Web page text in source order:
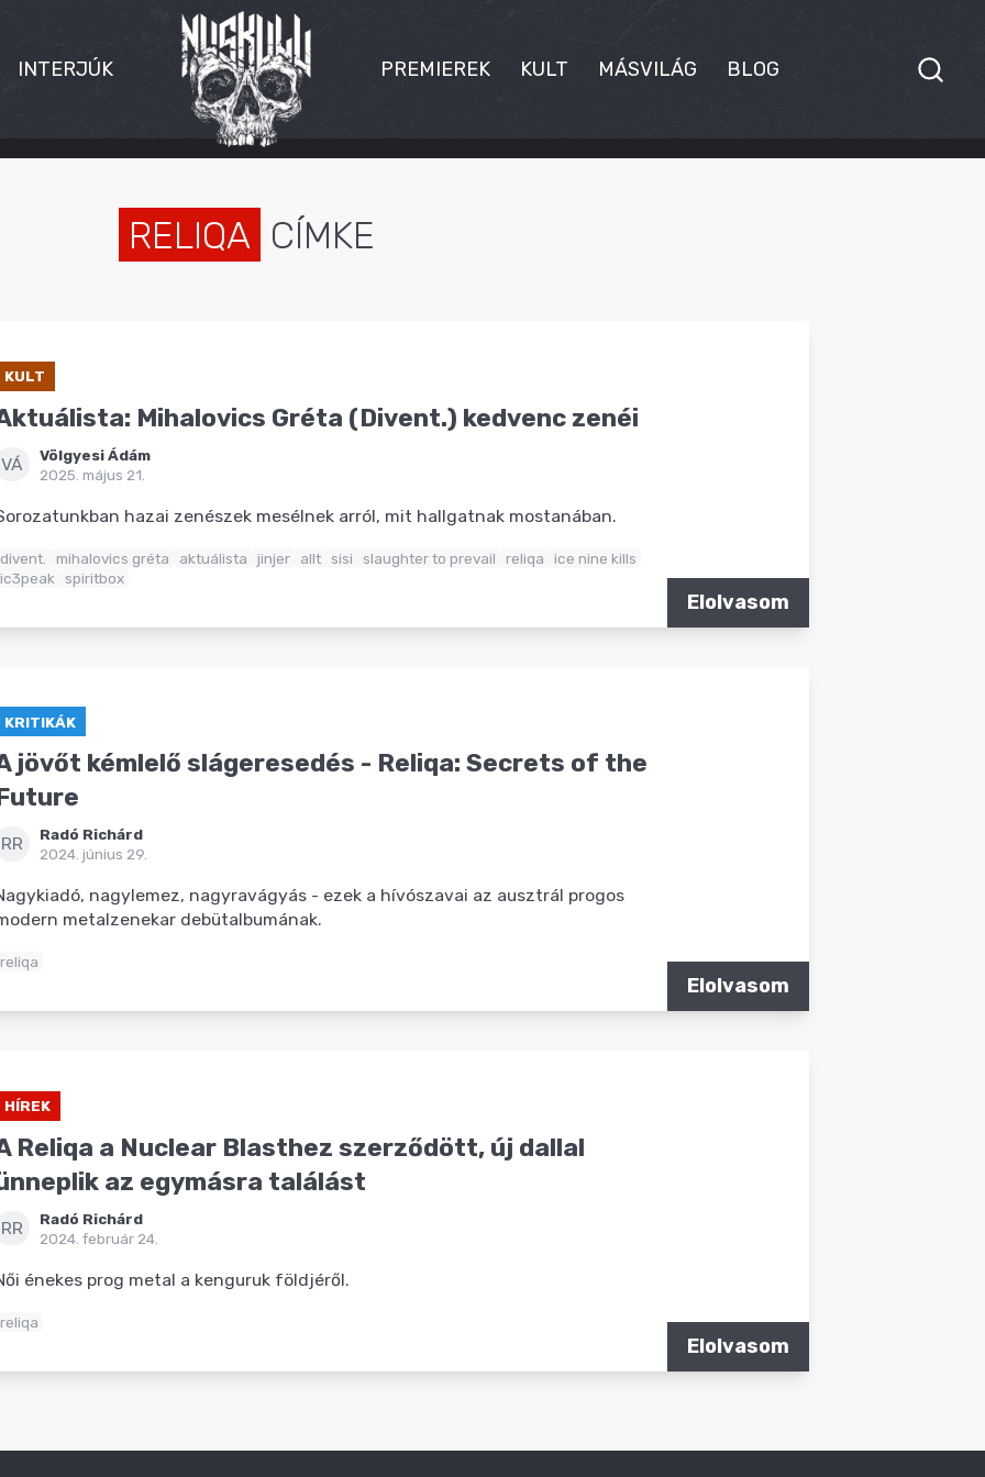
INTERJÚK PREMIEREK KULT MÁSVILÁG BLOG
RELIQA CÍMKE
KULT
Mihalovics Gréta (Divent.) kedvenc zenéi
VÁ
Völgyesi Ádám
2025. május 21.
hazai zenészek mesélnek arról, mit hallgatnak mostanában.
divent. mihalovics gréta aktuálista jinjer allt sisi slaughter to prevail reliqa
ice nine kills
ic3peak
spiritbox
Elolvasom
KRITIKÁK
jövőt kémlelő slágeresedés - Reliqa: Secrets of the
RR
Radó Richárd
2024. június 29.
nagylemez, nagyravágyás - ezek a hívószavai az ausztrál progos
metalzenekar debütalbumának.
reliqa
Elolvasom
HÍREK
Reliqa a Nuclear Blasthez szerződött, új dallal
az egymásra találást
RR
Radó Richárd
2024. február 24.
énekes prog metal a kenguruk földjéről.
reliqa
Elolvasom